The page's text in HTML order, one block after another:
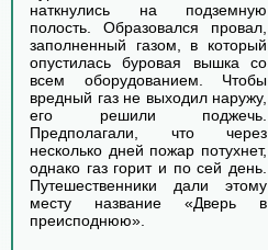
наткнулись на подземную
полость. Образовался провал,
заполненный газом, в который
опустилась буровая вышка со
всем оборудованием. Чтобы
вредный газ не выходил наружу,
его решили поджечь.
Предполагали, что через
несколько дней пожар потухнет,
однако газ горит и по сей день.
Путешественники дали этому
месту название «Дверь в
преисподнюю».